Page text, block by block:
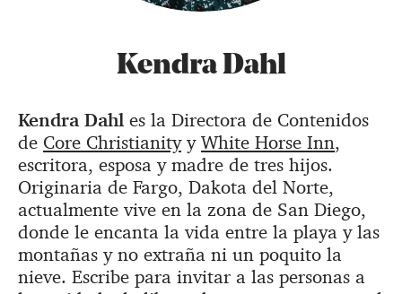
Kendra Dahl
Kendra Dahl es la Directora de Contenidos
de Core ChristianityyWhite Horse Inn,
escritora, esposa y madre de tres hijos.
Originaria de Fargo, Dakota del Norte,
actualmente vive en la zona de San Diego,
donde le encanta la vida entre la playa y las
montañas y no extraña ni un poquito la
nieve. Escribe para invitar a las personas a